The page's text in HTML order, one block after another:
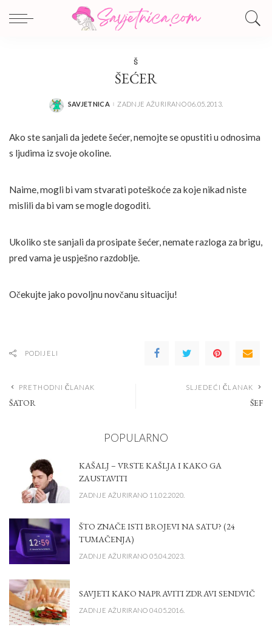
Š
ŠEĆER
POSTED
SAVJETNICA ZADNJE AŽURIRANO 06.05.2013.
Ako ste sanjali da jedete šećer, nemojte se opustiti u odnosima
s ljudima iz svoje okoline.
Naime, mogli bi vam stvarati poteškoće za koje nikad niste
mislili da bi vam se mogle dogoditi.
Ukoliko ste sanjali da prosipate šećer, nemate razloga za brigu,
pred vama je uspješno razdoblje.
Očekujte jako povoljnu novčanu situaciju!
PODIJELI
PRETHODNI ČLANAK
ŠATOR
SLJEDEĆI ČLANAK
ŠEF
POPULARNO
KAŠALJ – VRSTE KAŠLJA I KAKO GA
ZAUSTAVITI
ZADNJE AŽURIRANO 11.02.2020.
ŠTO ZNAČE ISTI BROJEVI NA SATU? (24
TUMAČENJA)
ZADNJE AŽURIRANO 05.04.2023.
SAVJETI KAKO NAPRAVITI ZDRAVI SENDVIČ
ZADNJE AŽURIRANO 04.05.2016.